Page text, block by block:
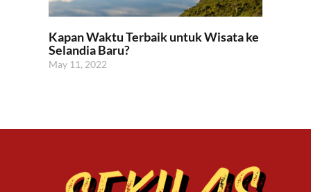
Kapan Waktu Terbaik untuk Wisata ke
Selandia Baru?
May 11, 2022